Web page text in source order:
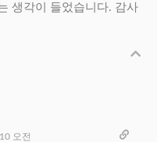
생각이 들었습니다. 감사
오전